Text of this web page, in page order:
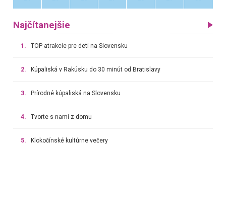
Najčítanejšie
1. TOP atrakcie pre deti na Slovensku
2. Kúpaliská v Rakúsku do 30 minút od Bratislavy
3. Prírodné kúpaliská na Slovensku
4. Tvorte s nami z domu
5. Klokočínské kultúrne večery